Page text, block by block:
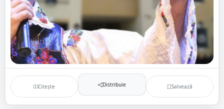
Citește Distribuie Salvează